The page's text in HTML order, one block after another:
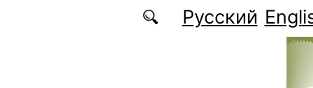
Перейти к основному содержаниюРусский